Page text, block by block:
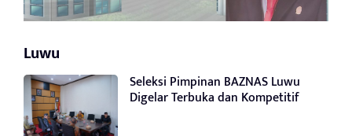
Luwu
Seleksi Pimpinan BAZNAS Luwu
Digelar Terbuka dan Kompetitif